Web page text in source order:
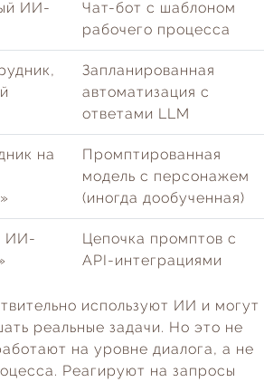
ИИ-
Чат-бот с шаблоном
рабочего процесса
Запланированная
автоматизация с
ответами LLM
на
Промптированная
модель с персонажем
(иногда дообученная)
ИИ-
Цепочка промптов с
API-интеграциями
используют ИИ и могут
реальные задачи. Но это не
на уровне диалога, а не
Реагируют на запросы